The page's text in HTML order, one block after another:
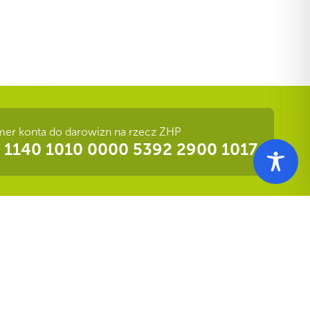
konta do darowizn na rzecz ZHP
1140 1010 0000 5392 2900 1017